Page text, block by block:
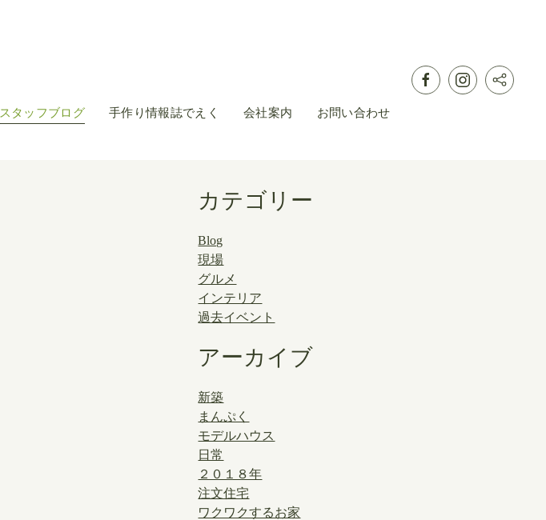
スタッフブログ 手作り情報誌でえく 会社案内 お問い合わせ
カテゴリー
Blog
現場
グルメ
インテリア
過去イベント
アーカイブ
新築
まんぷく
モデルハウス
日常
２０１８年
注文住宅
ワクワクするお家